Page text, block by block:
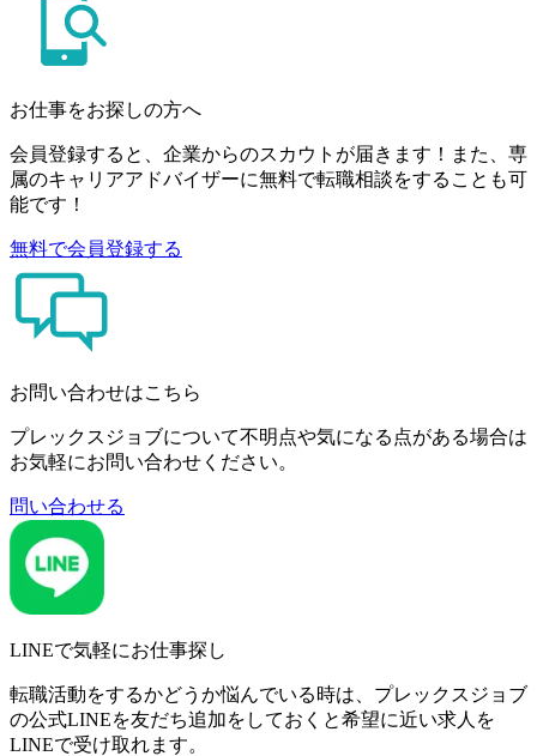
お仕事をお探しの方へ
会員登録すると、企業からのスカウトが届きます！また、専
属のキャリアアドバイザーに無料で転職相談をすることも可
能です！
無料で会員登録する
お問い合わせはこちら
プレックスジョブについて不明点や気になる点がある場合は
お気軽にお問い合わせください。
問い合わせる
LINEで気軽にお仕事探し
転職活動をするかどうか悩んでいる時は、プレックスジョブ
の公式LINEを友だち追加をしておくと希望に近い求人を
LINEで受け取れます。